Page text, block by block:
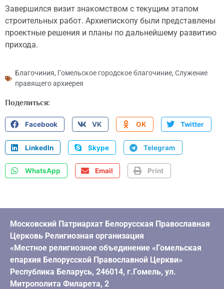
Завершился визит знакомством с текущим этапом
строительных работ. Архиепископу были представлены
проектные решения и планы по дальнейшему развитию
прихода.
Благочиния, Гомельское городское благочиние, Служение
правящего архиерея
Поделиться:
Facebook VK OK Twitter
LinkedIn Skype Telegram
WhatsApp Email Print
Московский Патриархат Белорусская Православная
Церковь Религиозная организация
«Местное религиозное объединение «Гомельская
епархия Белорусской Православной Церкви»
Республика Беларусь, 246014, г.Гомель, ул.
Митрополита Филарета, 2